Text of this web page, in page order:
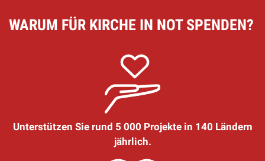
WARUM FÜR KIRCHE IN NOT SPENDEN?
Unterstützen Sie rund 5 000 Projekte in 140 Ländern
jährlich.